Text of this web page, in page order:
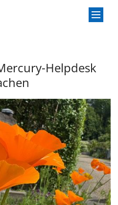
Helpdesk